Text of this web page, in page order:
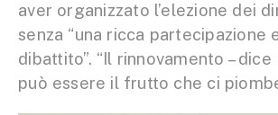
aver organizzato l’elezione dei
senza “una ricca partecipazione
dibattito”. “Il rinnovamento – dice
può essere il frutto che ci